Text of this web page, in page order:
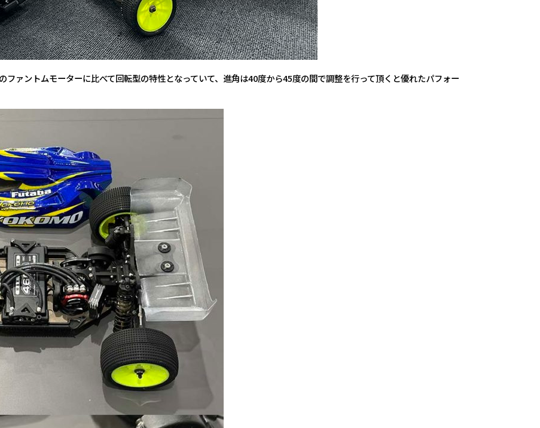
ファントムモーターに比べて回転型の特性となっていて、進角は40度から45度の間で調整を行って頂くと優れたパフォー